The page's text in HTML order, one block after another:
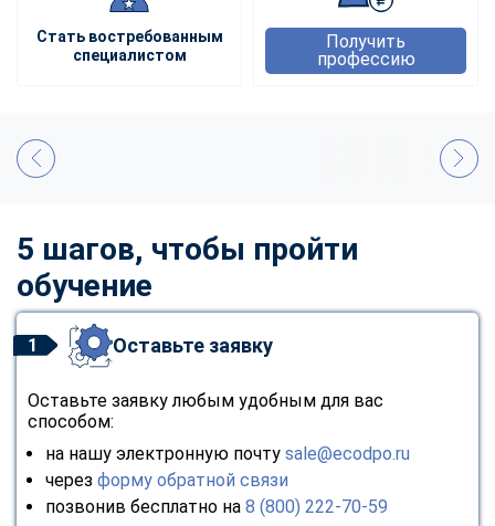
Стать востребованным
специалистом
Получить
профессию
5 шагов, чтобы пройти
обучение
1 Оставьте заявку
Оставьте заявку любым удобным для вас
способом:
на нашу электронную почту sale@ecodpo.ru
через форму обратной связи
позвонив бесплатно на 8 (800) 222-70-59